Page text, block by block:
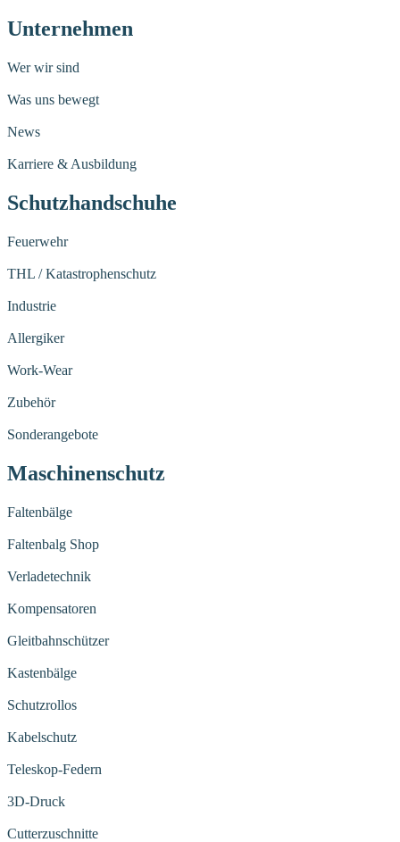
Unternehmen
Wer wir sind
Was uns bewegt
News
Karriere & Ausbildung
Schutzhandschuhe
Feuerwehr
THL / Katastrophenschutz
Industrie
Allergiker
Work-Wear
Zubehör
Sonderangebote
Maschinenschutz
Faltenbälge
Faltenbalg Shop
Verladetechnik
Kompensatoren
Gleitbahnschützer
Kastenbälge
Schutzrollos
Kabelschutz
Teleskop-Federn
3D-Druck
Cutterzuschnitte